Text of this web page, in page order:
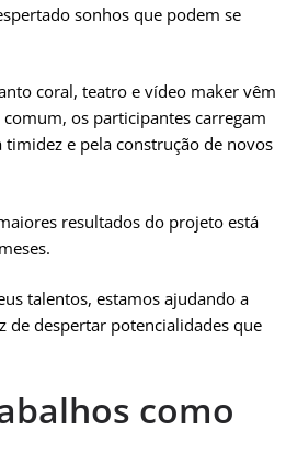
sonhos que podem se
coral, teatro e vídeo maker vêm
os participantes carregam
e pela construção de novos
resultados do projeto está
talentos, estamos ajudando a
de despertar potencialidades que
como